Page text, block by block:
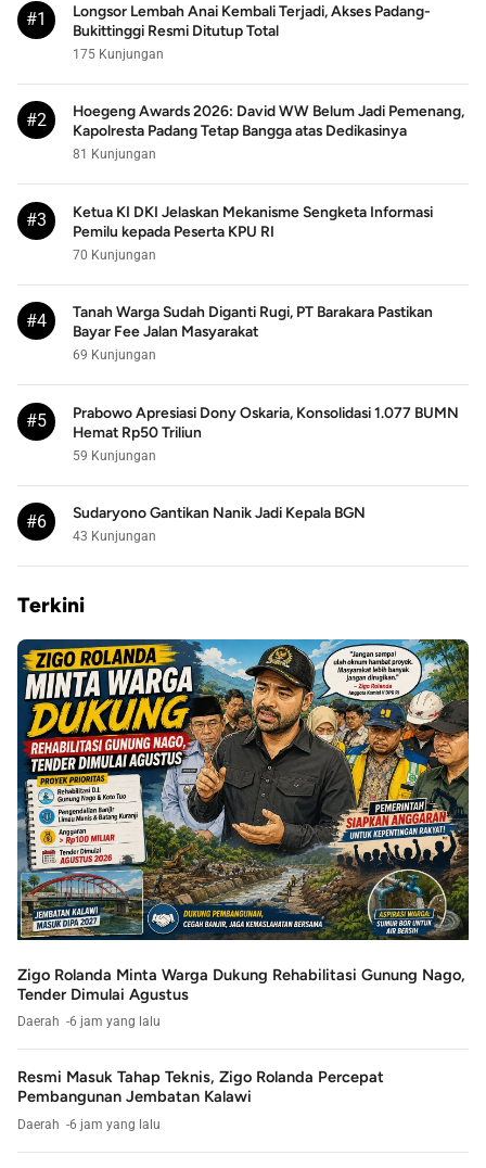
#1
Longsor Lembah Anai Kembali Terjadi, Akses Padang-
Bukittinggi Resmi Ditutup Total
175 Kunjungan
#2
Hoegeng Awards 2026: David WW Belum Jadi Pemenang,
Kapolresta Padang Tetap Bangga atas Dedikasinya
81 Kunjungan
#3
Ketua KI DKI Jelaskan Mekanisme Sengketa Informasi
Pemilu kepada Peserta KPU RI
70 Kunjungan
#4
Tanah Warga Sudah Diganti Rugi, PT Barakara Pastikan
Bayar Fee Jalan Masyarakat
69 Kunjungan
#5
Prabowo Apresiasi Dony Oskaria, Konsolidasi 1.077 BUMN
Hemat Rp50 Triliun
59 Kunjungan
#6 Sudaryono Gantikan Nanik Jadi Kepala BGN
43 Kunjungan
Terkini
Zigo Rolanda Minta Warga Dukung Rehabilitasi Gunung Nago,
Tender Dimulai Agustus
Daerah 6 jam yang lalu
Resmi Masuk Tahap Teknis, Zigo Rolanda Percepat
Pembangunan Jembatan Kalawi
Daerah 6 jam yang lalu